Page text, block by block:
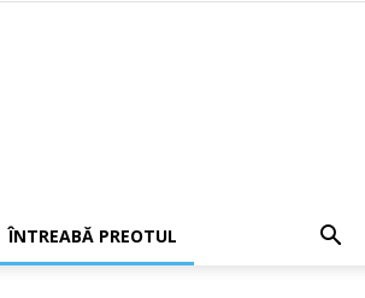
ÎNTREABĂ PREOTUL